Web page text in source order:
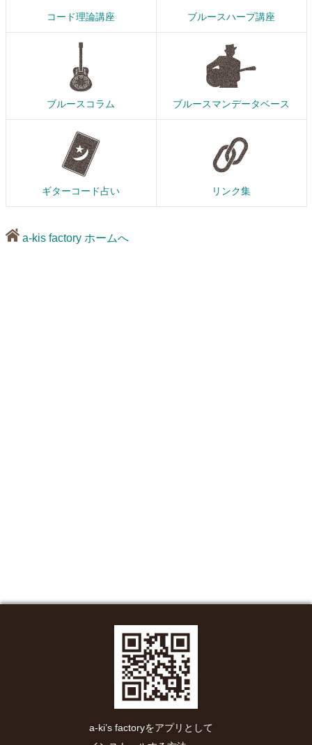
コード理論講座 ブルースハープ講座
ブルースコラム ブルースマンデータベース
ギターコード占い リンク集
a-kis factory ホームへ
a-ki’s factoryをアプリとして